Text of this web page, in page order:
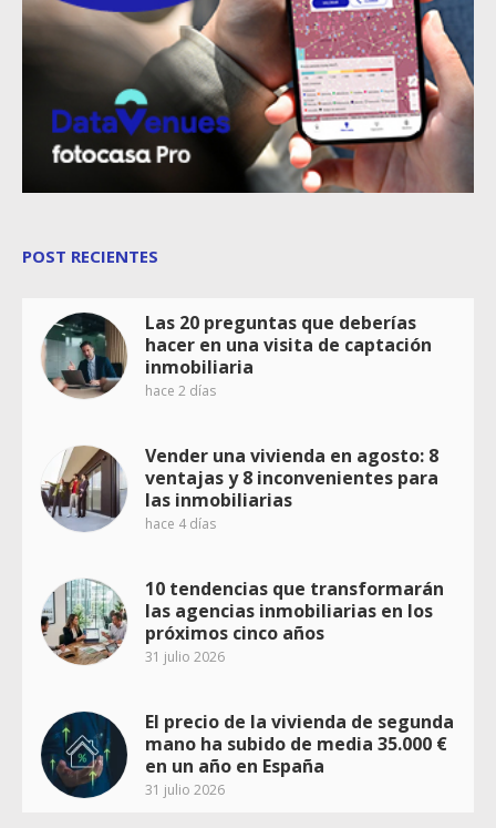
POST RECIENTES
Las 20 preguntas que deberías
hacer en una visita de captación
inmobiliaria
hace 2 días
Vender una vivienda en agosto: 8
ventajas y 8 inconvenientes para
las inmobiliarias
hace 4 días
10 tendencias que transformarán
las agencias inmobiliarias en los
próximos cinco años
31 julio 2026
El precio de la vivienda de segunda
mano ha subido de media 35.000 €
en un año en España
31 julio 2026